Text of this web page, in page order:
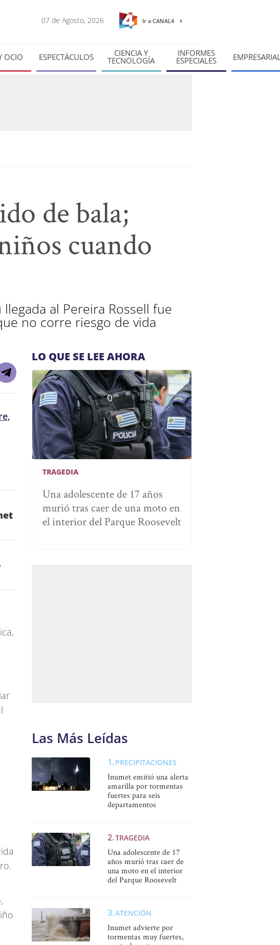
07 de Agosto, 2026 Ir a CANAL4
OCIO ESPECTÁCULOS CIENCIA Y
TECNOLOGÍA
INFORMES
ESPECIALES
de bala;
cuando
al Pereira Rossell fue
no corre riesgo de vida
LO QUE SE LEE AHORA
TRAGEDIA
Una adolescente de 17 años
murió tras caer de una moto en
el interior del Parque Roosevelt
Las Más Leídas
PRECIPITACIONES
Inumet emitió una alerta
amarilla por tormentas
fuertes para seis
departamentos
TRAGEDIA
Una adolescente de 17
años murió tras caer de
una moto en el interior
del Parque Roosevelt
ATENCIÓN
Inumet advierte por
tormentas muy fuertes,